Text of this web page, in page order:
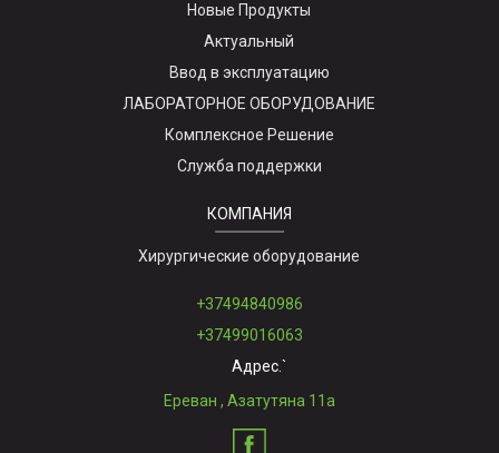
Новые Продукты
Актуальный
Ввод в эксплуатацию
ЛАБОРАТОРНОЕ ОБОРУДОВАНИЕ
Комплексное Решение
Служба поддержки
КОМПАНИЯ
Хирургические оборудование
+37494840986
+37499016063
Адрес.`
Ереван , Азатутяна 11а